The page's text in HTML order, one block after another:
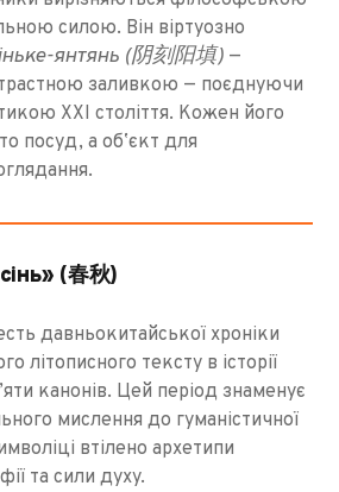
силою. Він віртуозно
янтянь (阴刻阳填) —
заливкою — поєднуючи
XXI століття. Кожен його
посуд, а обʼєкт для
(春秋)
давньокитайської хроніки
літописного тексту в історії
канонів. Цей період знаменує
мислення до гуманістичної
втілено архетипи
та сили духу.